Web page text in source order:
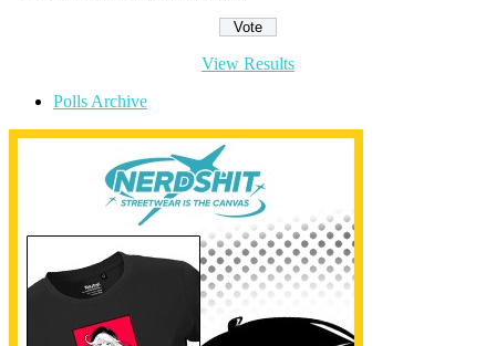
View Results
Polls Archive